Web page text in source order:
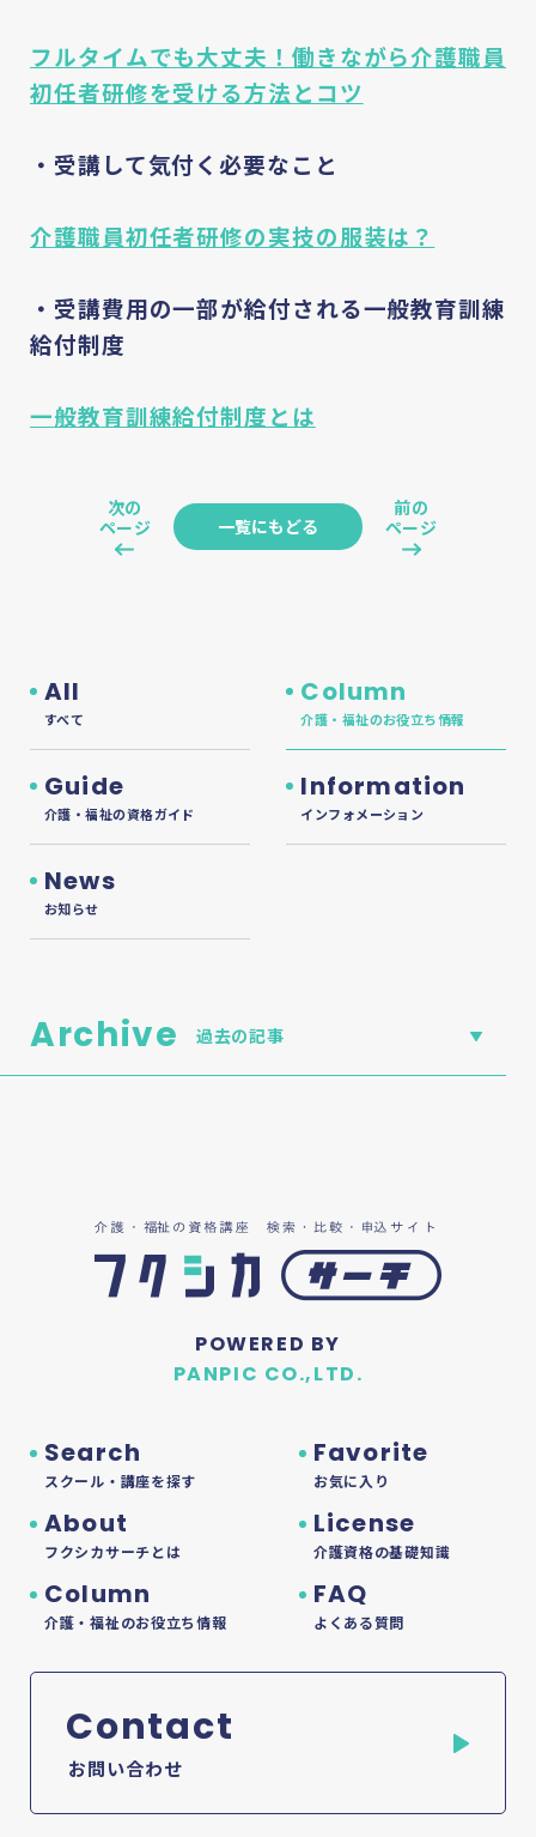
フルタイムでも大丈夫！働きながら介護職員
初任者研修を受ける方法とコツ
・受講して気付く必要なこと
介護職員初任者研修の実技の服装は？
・受講費用の一部が給付される一般教育訓練
給付制度
一般教育訓練給付制度とは
次の
ページ
一覧にもどる
前の
ページ
All
すべて
Column
介護・福祉のお役立ち情報
Guide
介護・福祉の資格ガイド
Information
インフォメーション
News
お知らせ
Archive 過去の記事
POWERED BY
PANPIC CO.,LTD.
Search
スクール・講座を探す
Favorite
お気に入り
About
フクシカサーチとは
License
介護資格の基礎知識
Column
介護・福祉のお役立ち情報
FAQ
よくある質問
Contact
お問い合わせ